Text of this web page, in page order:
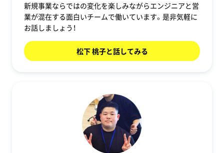
新規事業ならではの変化を楽しみながらエンジニアと営
業が混在する面白いチームで働いています。是非気軽に
お話しましょう！
松下 桃子と話してみる